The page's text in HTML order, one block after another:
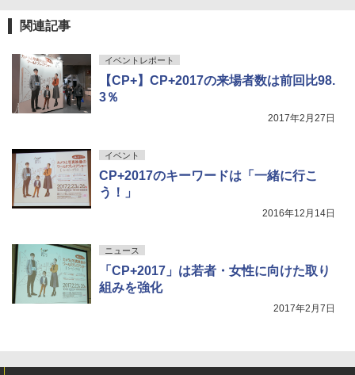
関連記事
イベントレポート
【CP+】CP+2017の来場者数は前回比98.
3％
2017年2月27日
イベント
CP+2017のキーワードは「一緒に行こ
う！」
2016年12月14日
ニュース
「CP+2017」は若者・女性に向けた取り
組みを強化
2017年2月7日